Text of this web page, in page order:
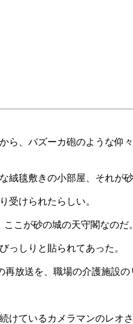
、バズーカ砲のような仰
毯敷きの小部屋、それが砂
受けられたらしい。
こが砂の城の天守閣なのだ。
っしりと貼られてあった。
放送を、職場の介護施設
ているカメラマンのレオ